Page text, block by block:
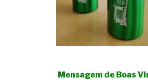
Mensagem de Boas